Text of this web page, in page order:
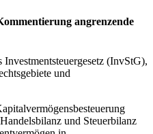
angrenzende
(InvStG),
und
und Steuerbilanz